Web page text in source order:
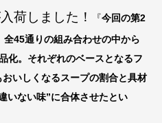
荷しました！ 『今回の第2
45通りの組み合わせの中から
化。それぞれのベースとなるフ
いしくなるスープの割合と具材
いない味”に合体させたとい